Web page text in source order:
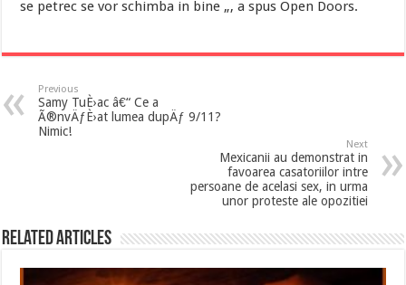
se petrec se vor schimba in bine „, a spus Open Doors.
Previous
Samy TuÈ›ac â€“ Ce a
Ã®nvÄƒÈ›at lumea dupÄƒ 9/11?
Nimic!
Next
Mexicanii au demonstrat in
favoarea casatoriilor intre
persoane de acelasi sex, in urma
unor proteste ale opozitiei
Related Articles